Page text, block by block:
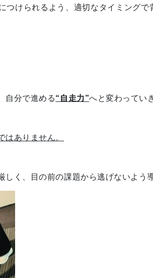
つけられるよう、適切なタイミングで
自分で進める“自走力”へと変わってい
はありません。
しく、目の前の課題から逃げないよう